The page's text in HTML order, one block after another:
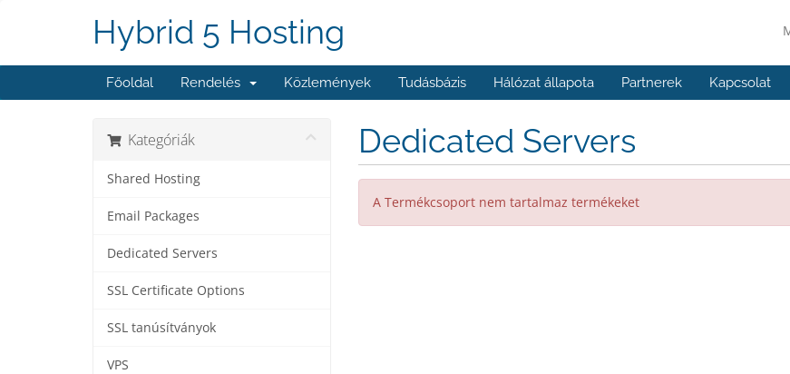
Hybrid 5 Hosting
Főoldal Rendelés Közlemények Tudásbázis Hálózat állapota Partnerek Kapcsolat
Kategóriák
Shared Hosting
Email Packages
Dedicated Servers
SSL Certificate Options
SSL tanúsítványok
VPS
Dedicated Servers
A Termékcsoport nem tartalmaz termékeket